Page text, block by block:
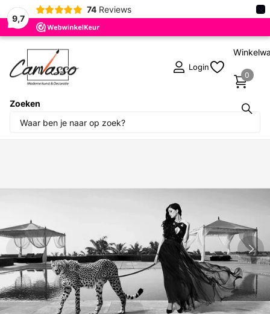
9,7
74 Reviews ×
Zoeken
Login
0
Deel dit product